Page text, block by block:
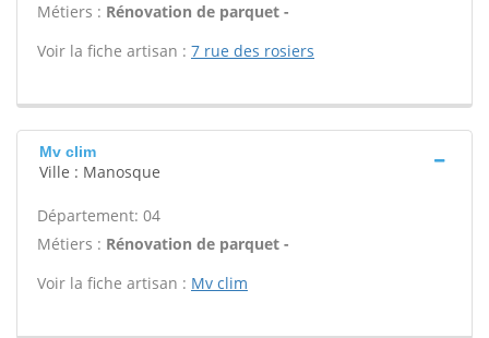
Métiers : Rénovation de parquet -
Voir la fiche artisan : 7 rue des rosiers
Mv clim
Ville : Manosque
Département: 04
Métiers : Rénovation de parquet -
Voir la fiche artisan : Mv clim